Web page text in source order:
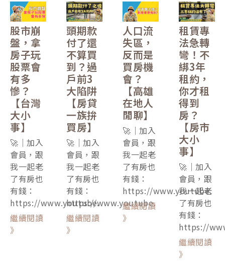
股市崩
盤，拿
房子玩
股票會
有多
慘？
【台灣
大小
事】
🚀｜加入
會員，跟
我一起老
了有房也
有錢：
https://www.youtube.
繼續閱讀
》
頭期款
付了還
不算買
到？過
戶前3
大陷阱
【房貸
一族拚
買房】
🚀｜加入
會員，跟
我一起老
了有房也
有錢：
https://www.youtube.
繼續閱讀
》
人口流
失區，
反而是
買房機
會？
【高雄
在地人
閒聊】
🚀｜加入
會員，跟
我一起老
了有房也
有錢：
https://www.youtube.
繼續閱讀
》
租賃專
法急轉
彎！不
綁3年
租約，
你才租
得到
房？
【房市
大小
事】
🚀｜加入
會員，跟
我一起老
了有房也
有錢：
https://
繼續閱讀
》